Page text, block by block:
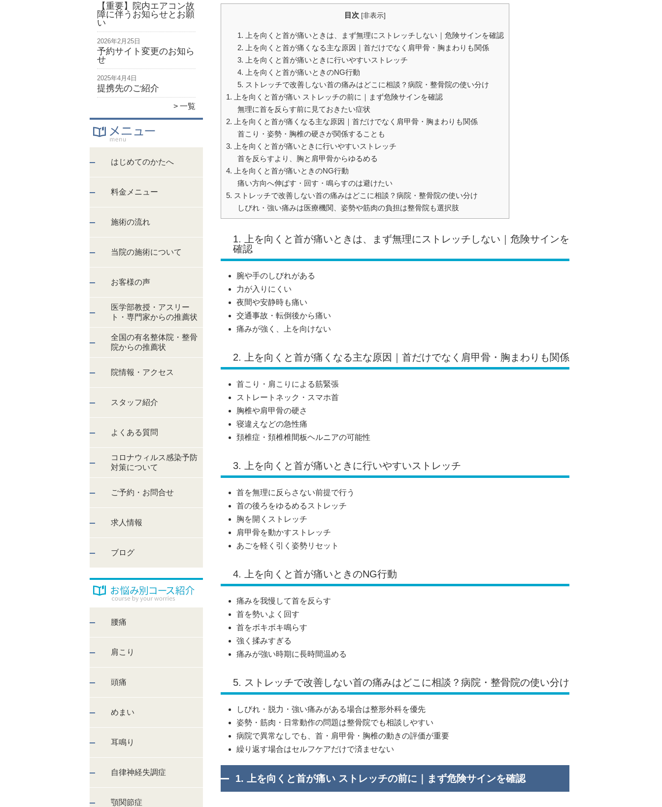
【重要】院内エアコン故
障に伴うお知らせとお願
い
2026年2月25日
予約サイト変更のお知ら
せ
2025年4月4日
提携先のご紹介
一覧
はじめてのかたへ
料金メニュー
施術の流れ
当院の施術について
お客様の声
医学部教授・アスリー
ト・専門家からの推薦状
全国の有名整体院・整骨
院からの推薦状
院情報・アクセス
スタッフ紹介
よくある質問
コロナウィルス感染予防
対策について
ご予約・お問合せ
求人情報
ブログ
腰痛
肩こり
頭痛
めまい
耳鳴り
自律神経失調症
顎関節症
目次 [非表示]
1. 上を向くと首が痛いときは、まず無理にストレッチしない｜危険サインを確認
2. 上を向くと首が痛くなる主な原因｜首だけでなく肩甲骨・胸まわりも関係
3. 上を向くと首が痛いときに行いやすいストレッチ
4. 上を向くと首が痛いときのNG行動
5. ストレッチで改善しない首の痛みはどこに相談？病院・整骨院の使い分け
1. 上を向くと首が痛い ストレッチの前に｜まず危険サインを確認
無理に首を反らす前に見ておきたい症状
2. 上を向くと首が痛くなる主な原因｜首だけでなく肩甲骨・胸まわりも関係
首こり・姿勢・胸椎の硬さが関係することも
3. 上を向くと首が痛いときに行いやすいストレッチ
首を反らすより、胸と肩甲骨からゆるめる
4. 上を向くと首が痛いときのNG行動
痛い方向へ伸ばす・回す・鳴らすのは避けたい
5. ストレッチで改善しない首の痛みはどこに相談？病院・整骨院の使い分け
しびれ・強い痛みは医療機関、姿勢や筋肉の負担は整骨院も選択肢
1. 上を向くと首が痛いときは、まず無理にストレッチしない｜危険サインを
確認
腕や手のしびれがある
力が入りにくい
夜間や安静時も痛い
交通事故・転倒後から痛い
痛みが強く、上を向けない
2. 上を向くと首が痛くなる主な原因｜首だけでなく肩甲骨・胸まわりも関係
首こり・肩こりによる筋緊張
ストレートネック・スマホ首
胸椎や肩甲骨の硬さ
寝違えなどの急性痛
頚椎症・頚椎椎間板ヘルニアの可能性
3. 上を向くと首が痛いときに行いやすいストレッチ
首を無理に反らさない前提で行う
首の後ろをゆるめるストレッチ
胸を開くストレッチ
肩甲骨を動かすストレッチ
あごを軽く引く姿勢リセット
4. 上を向くと首が痛いときのNG行動
痛みを我慢して首を反らす
首を勢いよく回す
首をボキボキ鳴らす
強く揉みすぎる
痛みが強い時期に長時間温める
5. ストレッチで改善しない首の痛みはどこに相談？病院・整骨院の使い分け
しびれ・脱力・強い痛みがある場合は整形外科を優先
姿勢・筋肉・日常動作の問題は整骨院でも相談しやすい
病院で異常なしでも、首・肩甲骨・胸椎の動きの評価が重要
繰り返す場合はセルフケアだけで済ませない
1. 上を向くと首が痛い ストレッチの前に｜まず危険サインを確認